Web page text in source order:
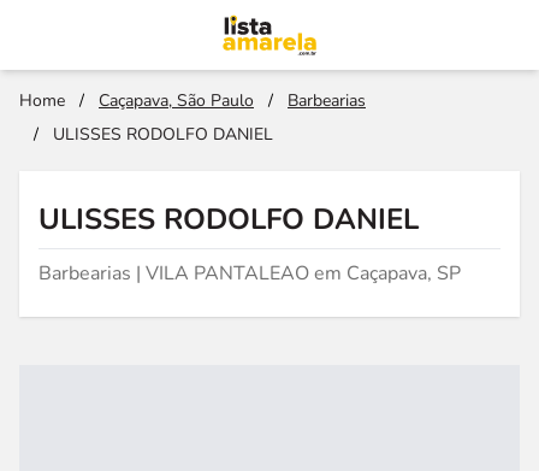
Home / Caçapava, São Paulo /
Barbearias
/
ULISSES RODOLFO DANIEL
ULISSES RODOLFO DANIEL
Barbearias | VILA PANTALEAO em Caçapava, SP